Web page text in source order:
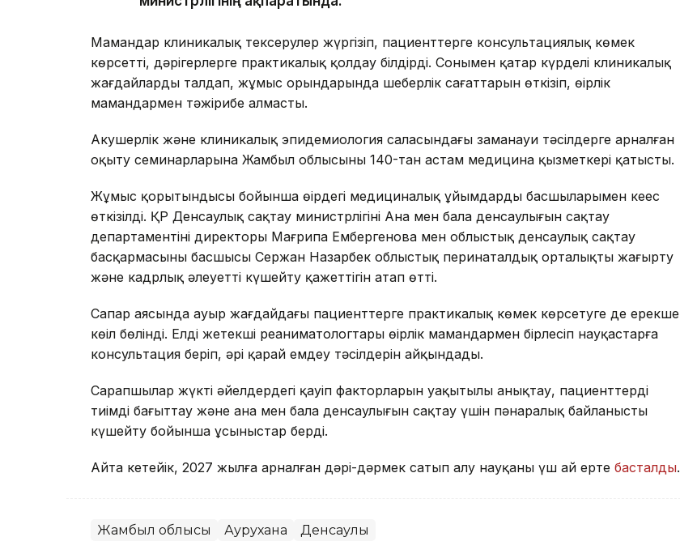
Мамандар клиникалық тексерулер жүргізіп, пациенттерге консультациялық көмек
көрсетті, дәрігерлерге практикалық қолдау білдірді. Сонымен қатар күрделі клиникалық
жағдайларды талдап, жұмыс орындарында шеберлік сағаттарын өткізіп, өңірлік
мамандармен тәжірибе алмасты.
Акушерлік және клиникалық эпидемиология саласындағы заманауи тәсілдерге арналған
оқыту семинарларына Жамбыл облысының 140-тан астам медицина қызметкері қатысты.
Жұмыс қорытындысы бойынша өңірдегі медициналық ұйымдардың басшыларымен кеңес
өткізілді. ҚР Денсаулық сақтау министрлігінің Ана мен бала денсаулығын сақтау
департаментінің директоры Мағрипа Ембергенова мен облыстық денсаулық сақтау
басқармасының басшысы Сержан Назарбек облыстық перинаталдық орталықты жаңғырту
және кадрлық әлеуетті күшейту қажеттігін атап өтті.
Сапар аясында ауыр жағдайдағы пациенттерге практикалық көмек көрсетуге де ерекше
көңіл бөлінді. Елдің жетекші реаниматологтары өңірлік мамандармен бірлесіп науқастарға
консультация беріп, әрі қарай емдеу тәсілдерін айқындады.
Сарапшылар жүкті әйелдердегі қауіп факторларын уақытылы анықтау, пациенттерді
тиімді бағыттау және ана мен бала денсаулығын сақтау үшін пәнаралық байланысты
күшейту бойынша ұсыныстар берді.
Айта кетейік, 2027 жылға арналған дәрі-дәрмек сатып алу науқаны үш ай ерте басталды.
Жамбыл облысы Аурухана Денсаулық